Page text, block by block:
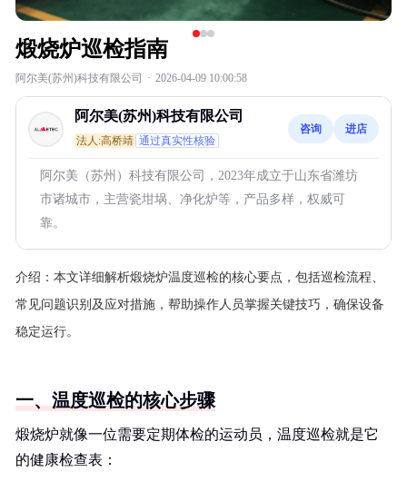
煅烧炉巡检指南
阿尔美(苏州)科技有限公司 · 2026-04-09 10:00:58
阿尔美(苏州)科技有限公司
法人:高桥靖 通过真实性核验
咨询 进店
阿尔美（苏州）科技有限公司，2023年成立于山东省潍坊
市诸城市，主营瓷坩埚、净化炉等，产品多样，权威可
靠。
介绍： 本文详细解析煅烧炉温度巡检的核心要点，包括巡检流程、
常见问题识别及应对措施，帮助操作人员掌握关键技巧，确保设备
稳定运行。
一、温度巡检的核心步骤
煅烧炉就像一位需要定期体检的运动员，温度巡检就是它
的健康检查表：